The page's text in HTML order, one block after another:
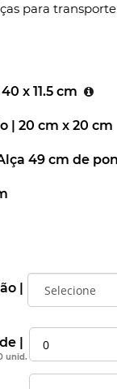
para
x 11.5 cm
| 20 cm x 20 cm
49 cm de
|
|
unid.